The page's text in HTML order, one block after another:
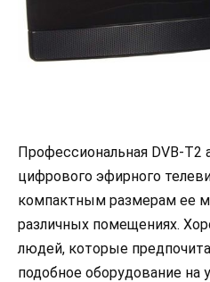
Профессиональная DVB-T2
цифрового эфирного
компактным размерам ее
различных помещениях.
людей, которые
подобное оборудование на